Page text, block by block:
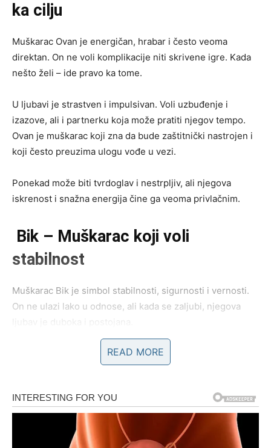
ka cilju
Muškarac Ovan je energičan, hrabar i često veoma
direktan. On ne voli komplikacije niti skrivene igre. Kada
nešto želi – ide pravo ka tome.
U ljubavi je strastven i impulsivan. Voli uzbuđenje i
izazove, ali i partnerku koja može pratiti njegov tempo.
Ovan je muškarac koji zna da bude zaštitnički nastrojen i
koji često preuzima ulogu vođe u vezi.
Ponekad može biti tvrdoglav i nestrpljiv, ali njegova
iskrenost i snažna energija čine ga veoma privlačnim.
Bik – Muškarac koji voli
stabilnost
Muškarac Bik je simbol stabilnosti, sigurnosti i vernosti.
On ne ulazi lako u odnose, ali kada se zaljubi, njegova
ljubav je duboka i postojana.
Bik voli udoban život, lepe stvari i harmoniju u odnosima.
On je partner koji pruža sigurnost i koji često pokazuje
Može biti tvrdoglav, ali upravo ta osobina često znači da
je izuzetno odan ljudima koje voli.
READ MORE